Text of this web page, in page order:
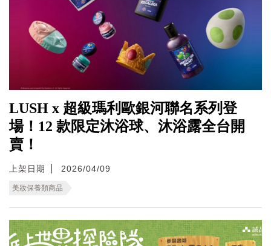
LUSH x 超級瑪利歐銀河聯名系列登
場！12 款限定沐浴球、沐浴露全台開
賣！
上架日期 2026/04/09
美妝保養類商品